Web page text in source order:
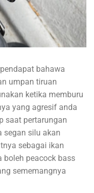
bahawa
umpan tiruan
ketika memburu
yang agresif anda
saat pertarungan
segan silu akan
sebagai ikan
boleh peacock bass
sememangnya